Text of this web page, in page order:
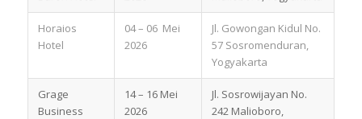
Horaios
Hotel
04 – 06 Mei
2026
Jl. Gowongan Kidul No.
57 Sosromenduran,
Yogyakarta
Grage
Business
14 – 16 Mei
2026
Jl. Sosrowijayan No.
242 Malioboro,